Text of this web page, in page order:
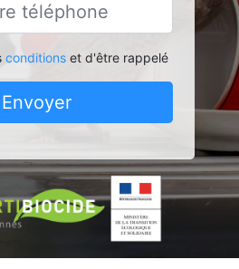
conditionset d'être rappelé
Envoyer